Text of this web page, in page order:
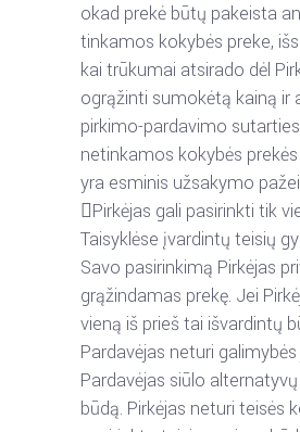
okad prekė būtų pakeista
tinkamos kokybės preke,
kai trūkumai atsirado dėl
ogrąžinti sumokėtą kainą ir
pirkimo-pardavimo
netinkamos kokybės
yra esminis užsakymo
Pirkėjas gali pasirinkti tik
Taisyklėse įvardintų teisių
Savo pasirinkimą Pirkėjas
grąžindamas prekę. Jei
vieną iš prieštai išvardintų
Pardavėjas neturi galimybės
Pardavėjas siūlo alternatyvų
būdą. Pirkėjas neturi teisės